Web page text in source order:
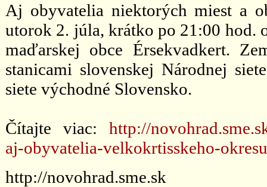
Aj obyvatelia niektorých miest a
utorok 2. júla, krátko po 21:00 hod.
maďarskej obce Érsekvadkert.
stanicami slovenskej Národnej
siete východné Slovensko.
Čítajte viac: http://
aj-obyvatelia-velkokrtisskeho-
http://novohrad.sme.sk